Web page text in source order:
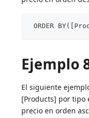
ORDER
Ejemplo
El siguiente
[Products] por tipo
precio en orden